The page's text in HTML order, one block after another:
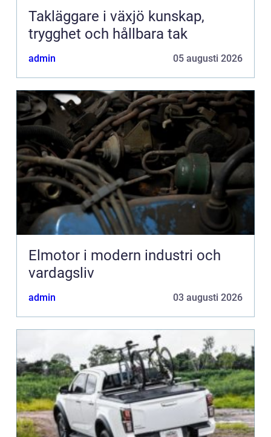
Takläggare i växjö kunskap,
trygghet och hållbara tak
admin 05 augusti 2026
Elmotor i modern industri och
vardagsliv
admin 03 augusti 2026